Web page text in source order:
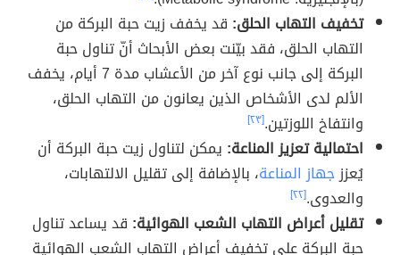
تخفيف التهاب الحلق: قد يخفف زيت حبة البركة من
التهاب الحلق، فقد بيّنت بعض الأبحاث أنّ تناول حبة
البركة إلى جانب نوع آخر من الأعشاب مدة 7 أيام، يخفف
الألم لدى الأشخاص الذين يعانون من التهاب الحلق،
وانتفاخ اللوزتين.[٢٣]
احتمالية تعزيز المناعة: يمكن لتناول زيت حبة البركة أن
يُعززجهاز المناعة، بالإضافة إلى تقليل الالتهابات،
والعدوى.[٢٢]
تقليل أعراض التهاب الشعب الهوائية: قد يساعد تناول
حبة البركة على تخفيف أعراض التهاب الشعب الهوائية